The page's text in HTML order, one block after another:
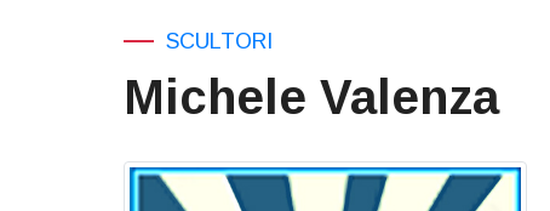
SCULTORI
Michele Valenza